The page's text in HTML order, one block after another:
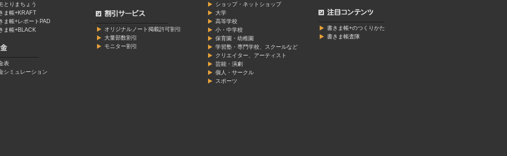
とりまちょう
ま帳+KRAFT
ま帳+レポートPAD
ま帳+BLACK
表
シミュレーション
オリジナルノート掲載許可割引
大量部数割引
モニター割引
ショップ・ネットショップ
大学
高等学校
小・中学校
保育園・幼稚園
学習塾・専門学校、スクールなど
クリエイター、アーティスト
芸能・演劇
個人・サークル
スポーツ
書きま帳+のつくりかた
書きま帳査隊